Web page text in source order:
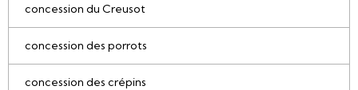
concession du Creusot
concession des porrots
concession des crépins